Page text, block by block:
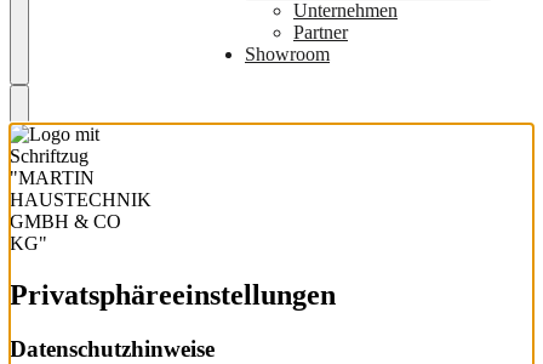
Unternehmen
Partner
Showroom
Privatsphäre­einstellungen
Datenschutzhinweise